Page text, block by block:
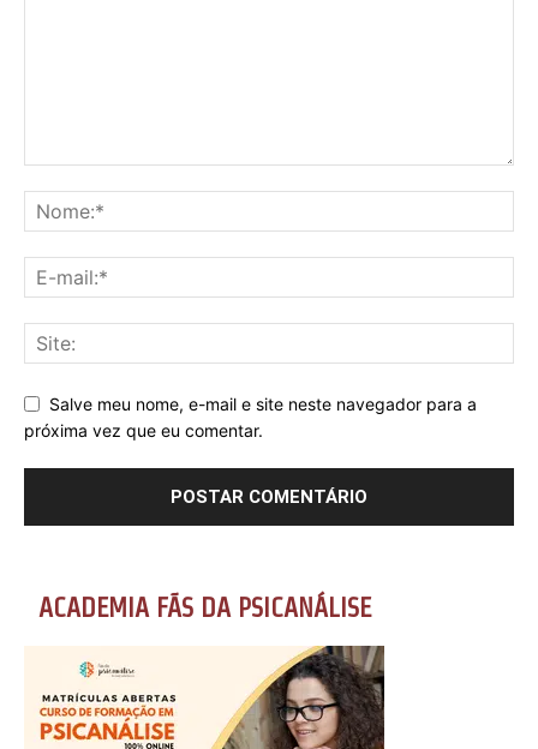
Salve meu nome, e-mail e site neste navegador para a
próxima vez que eu comentar.
ACADEMIA FÃS DA PSICANÁLISE